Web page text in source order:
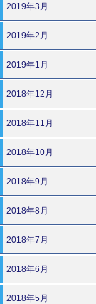
2019年3月
2019年2月
2019年1月
2018年12月
2018年11月
2018年10月
2018年9月
2018年8月
2018年7月
2018年6月
2018年5月